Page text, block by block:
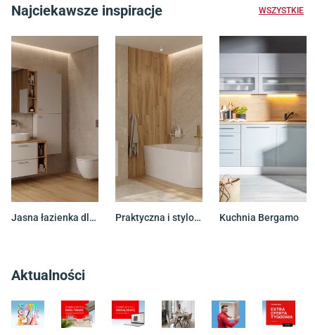
Najciekawsze inspiracje WSZYSTKIE
Jasna łazienka dla całej rodziny Praktyczna i stylowa łazienka z wanną Kuchnia Bergamo
Aktualności